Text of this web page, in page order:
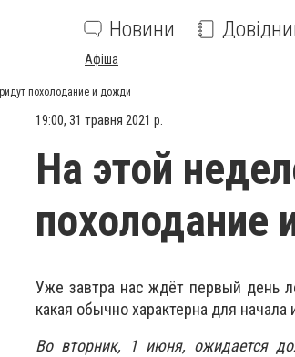
Новини
Афіша
похолодание и дожди
19:00, 31 травня 2021 р.
На этой
похолодание
Уже завтра нас ждёт первый день
какая обычно характерна для
Во вторник, 1 июня, ожидается